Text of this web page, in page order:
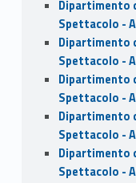
Dipartimento
Spettacolo -
Dipartimento
Spettacolo -
Dipartimento
Spettacolo -
Dipartimento
Spettacolo -
Dipartimento
Spettacolo -